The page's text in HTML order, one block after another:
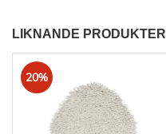
LIKNANDE PRODUKTER
20%